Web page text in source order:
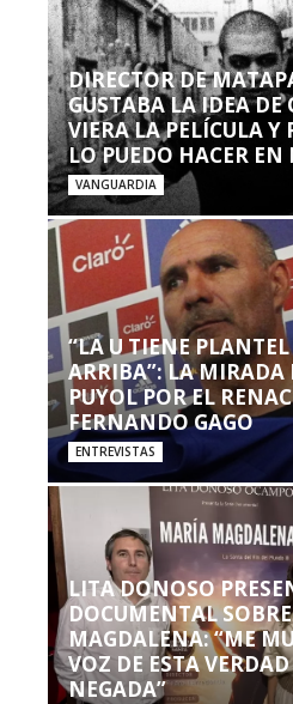
DIRECTOR DE
GUSTABA LA IDEA DE
VIERA LA PELÍCULA Y
LO PUEDO HACER EN
VANGUARDIA
“LA U TIENE
ARRIBA”: LA
PUYOL POR EL
FERNANDO GAGO
ENTREVISTAS
LITA DONOSO
DOCUMENTAL
MAGDALENA: “ME
VOZ DE ESTA
NEGADA”